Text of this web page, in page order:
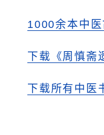
1000余本中
下载《周慎斋
下载所有中医